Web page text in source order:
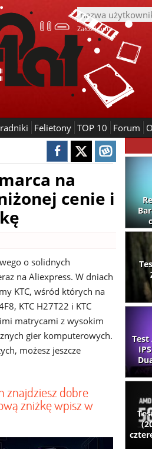
Załóż konto
Felietony TOP 10 Forum
na
cenie i
o solidnych
na Aliexpress. W dniach
KTC, wśród których na
KTC H27T22 i KTC
matrycami z wysokim
gier komputerowych.
możesz jeszcze
znajdziesz dobre
zniżkę wpisz w
Test